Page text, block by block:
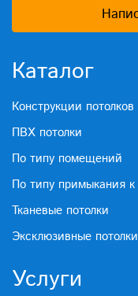
Каталог
Конструкции потолков
ПВХ потолки
По типу помещений
По типу примыкания к
Тканевые потолки
Эксклюзивные потолки
Услуги